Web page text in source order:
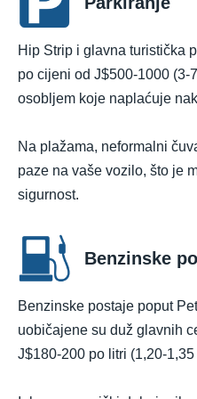
Hip Strip i glavna turistička
po cijeni od J$500-1000 (3-
osobljem koje naplaćuje
Na plažama, neformalni
paze na vaše vozilo, što je
sigurnost.
Benzinske
Benzinske postaje poput
uobičajene su duž glavnih
J$180-200 po litri (1,20-1,35